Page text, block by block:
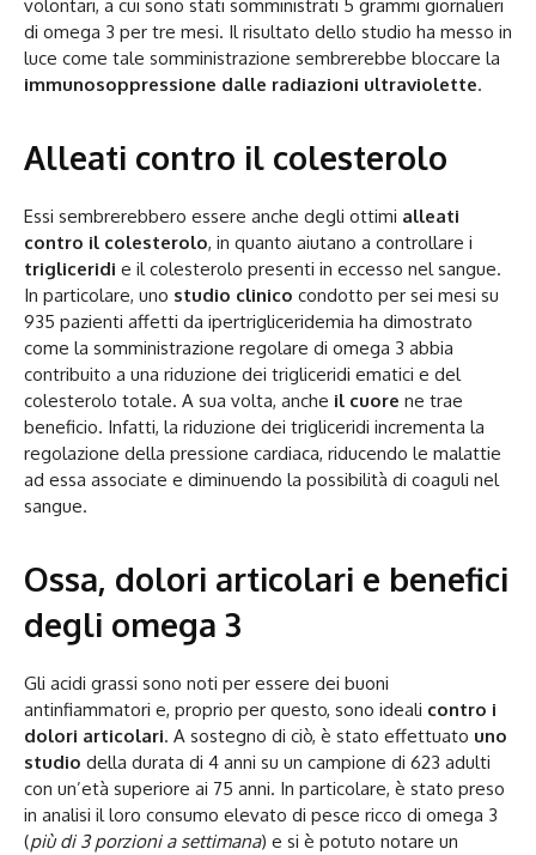
volontari, a cui sono stati somministrati 5 grammi giornalieri
di omega 3 per tre mesi. Il risultato dello studio ha messo in
luce come tale somministrazione sembrerebbe bloccare la
immunosoppressione dalle radiazioni ultraviolette.
Alleati contro il colesterolo
Essi sembrerebbero essere anche degli ottimi alleati
contro il colesterolo, in quanto aiutano a controllare i
trigliceridi e il colesterolo presenti in eccesso nel sangue.
In particolare, uno studio clinico condotto per sei mesi su
935 pazienti affetti da ipertrigliceridemia ha dimostrato
come la somministrazione regolare di omega 3 abbia
contribuito a una riduzione dei trigliceridi ematici e del
colesterolo totale. A sua volta, anche il cuore ne trae
beneficio. Infatti, la riduzione dei trigliceridi incrementa la
regolazione della pressione cardiaca, riducendo le malattie
ad essa associate e diminuendo la possibilità di coaguli nel
sangue.
Ossa, dolori articolari e benefici
degli omega 3
Gli acidi grassi sono noti per essere dei buoni
antinfiammatori e, proprio per questo, sono ideali contro i
dolori articolari. A sostegno di ciò, è stato effettuato uno
studio della durata di 4 anni su un campione di 623 adulti
con un’età superiore ai 75 anni. In particolare, è stato preso
in analisi il loro consumo elevato di pesce ricco di omega 3
(più di 3 porzioni a settimana) e si è potuto notare un